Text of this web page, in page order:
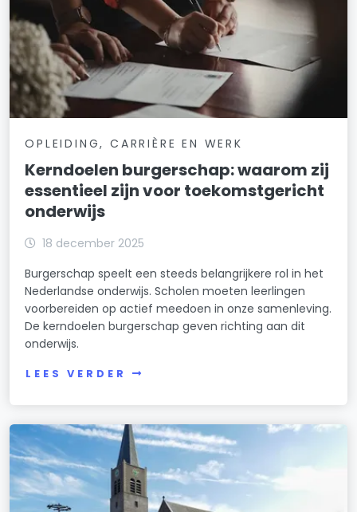
OPLEIDING, CARRIÈRE EN WERK
Kerndoelen burgerschap: waarom zij
essentieel zijn voor toekomstgericht
onderwijs
18 december 2025
Burgerschap speelt een steeds belangrijkere rol in het
Nederlandse onderwijs. Scholen moeten leerlingen
voorbereiden op actief meedoen in onze samenleving.
De kerndoelen burgerschap geven richting aan dit
onderwijs.
LEES VERDER